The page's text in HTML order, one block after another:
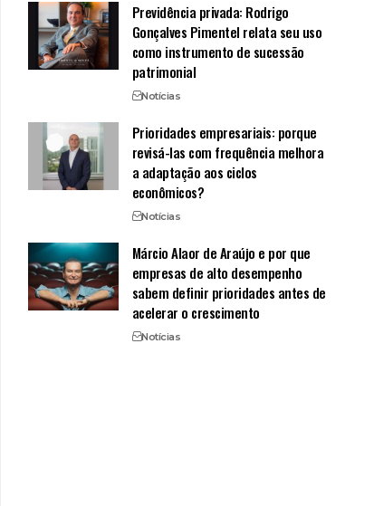
Previdência privada: Rodrigo
Gonçalves Pimentel relata seu uso
como instrumento de sucessão
patrimonial
Notícias
Prioridades empresariais: porque
revisá-las com frequência melhora
a adaptação aos ciclos
econômicos?
Notícias
Márcio Alaor de Araújo e por que
empresas de alto desempenho
sabem definir prioridades antes de
acelerar o crescimento
Notícias